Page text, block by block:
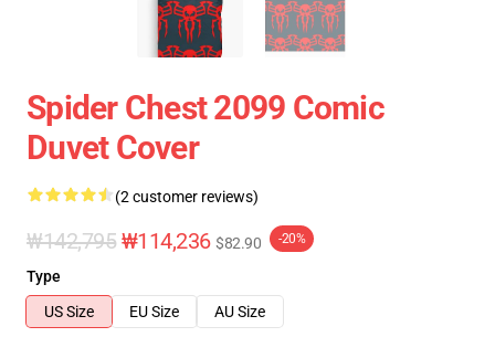
Spider Chest 2099 Comic
Duvet Cover
(2 customer reviews)
₩142,795 ₩114,236 $82.90 -20%
Type
US Size
EU Size
AU Size